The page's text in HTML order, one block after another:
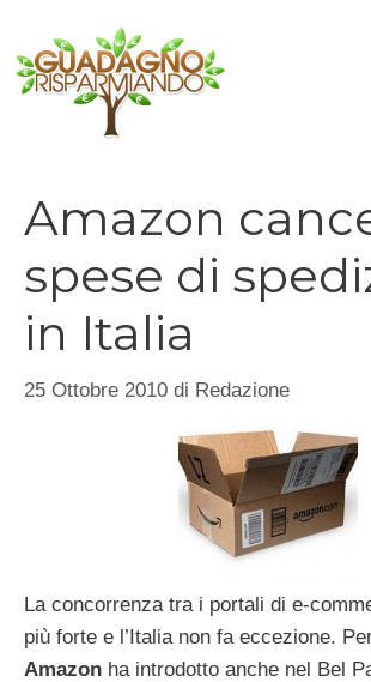
contenuto
Amazon
spese di
in Italia
25 Ottobre 2010 di Redazione
La concorrenza tra i portali di e-
più forte e l’Italia non fa eccezione.
Amazon ha introdotto anche nel Bel